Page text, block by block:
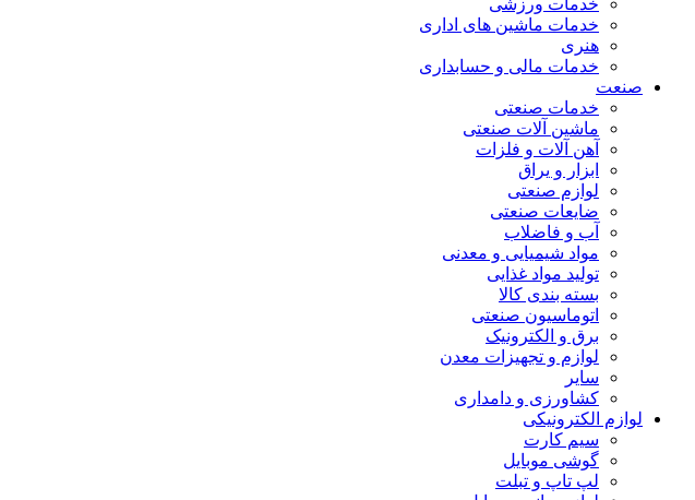
خدمات ورزشی
خدمات ماشین های اداری
هنری
خدمات مالی و حسابداری
صنعت
خدمات صنعتی
ماشین آلات صنعتی
آهن آلات و فلزات
ابزار و یراق
لوازم صنعتی
ضایعات صنعتی
آب و فاضلاب
مواد شیمیایی و معدنی
تولید مواد غذایی
بسته بندی کالا
اتوماسیون صنعتی
برق و الکترونیک
لوازم و تجهیزات معدن
سایر
کشاورزی و دامداری
لوازم الکترونیکی
سیم کارت
گوشی موبایل
لپ تاپ و تبلت